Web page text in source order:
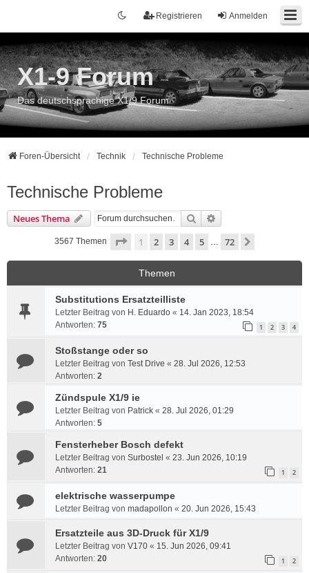
Anmelden
Registrieren
X1-9 Forum
Das deutschsprachige X1/9 Forum
Foren-Übersicht Technik Technische Probleme
Technische Probleme
Neues Thema Suche
3567 Themen Seite 1von 72
1 2 3 4 5 … 72
Themen
Substitutions Ersatzteilliste
Letzter Beitrag von H. Eduardo « 14. Jan 2023, 18:54
Antworten: 75 1 2 3 4
Stoßstange oder so
Letzter Beitrag von Test Drive « 28. Jul 2026, 12:53
Antworten: 2
Zündspule X1/9 ie
Letzter Beitrag von Patrick « 28. Jul 2026, 01:29
Antworten: 5
Fensterheber Bosch defekt
Letzter Beitrag von Surbostel « 23. Jun 2026, 10:19
Antworten: 21 1 2
elektrische wasserpumpe
Letzter Beitrag von madapollon « 20. Jun 2026, 15:43
Ersatzteile aus 3D-Druck für X1/9
Letzter Beitrag von V170 « 15. Jun 2026, 09:41
Antworten: 20 1 2